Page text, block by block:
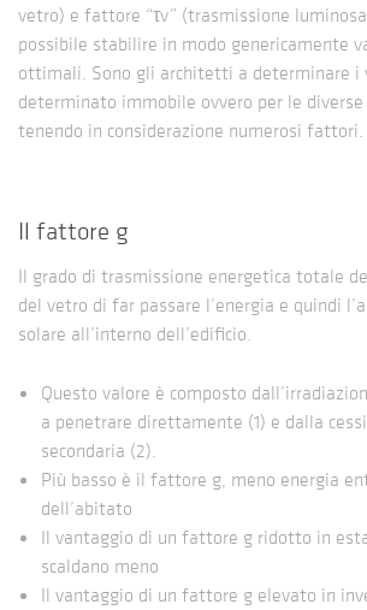
vetro) e fattore “τv” (trasmissione
possibile stabilire in modo genericamente
ottimali. Sono gli architetti a determinare i
determinato immobile ovvero per le
tenendo in considerazione numerosi fattori.
Il fattore g
Il grado di trasmissione energetica totale
del vetro di far passare l’energia e quindi
solare all’interno dell’edificio.
Questo valore è composto
a penetrare direttamente (1) e dalla
secondaria (2).
Più basso è il fattore g, meno energia
dell’abitato
Il vantaggio di un fattore g ridotto in
scaldano meno
Il vantaggio di un fattore g elevato in